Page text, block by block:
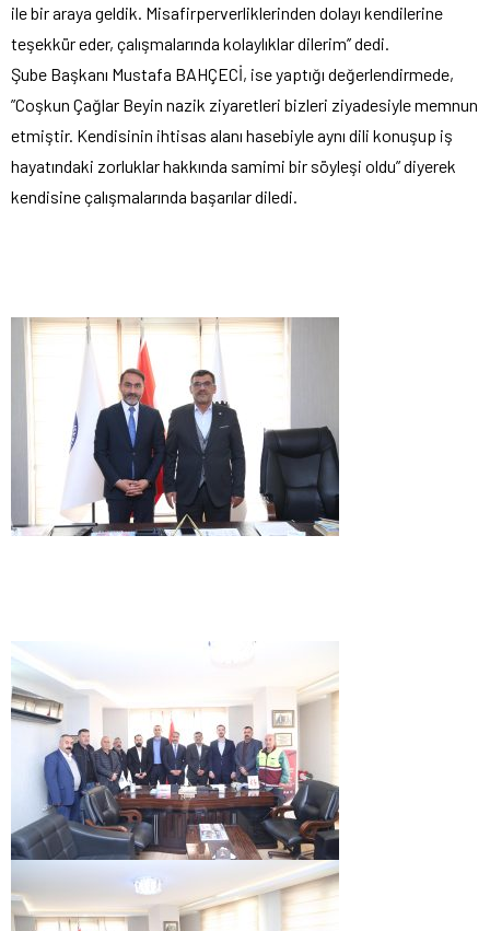
ile bir araya geldik. Misafirperverliklerinden dolayı kendilerine
teşekkür eder, çalışmalarında kolaylıklar dilerim’’ dedi.
Şube Başkanı Mustafa BAHÇECİ, ise yaptığı değerlendirmede,
”Coşkun Çağlar Beyin nazik ziyaretleri bizleri ziyadesiyle memnun
etmiştir. Kendisinin ihtisas alanı hasebiyle aynı dili konuşup iş
hayatındaki zorluklar hakkında samimi bir söyleşi oldu” diyerek
kendisine çalışmalarında başarılar diledi.